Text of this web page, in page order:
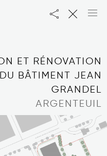
ET RÉNOVATION
BÂTIMENT JEAN
GRANDEL
ARGENTEUIL